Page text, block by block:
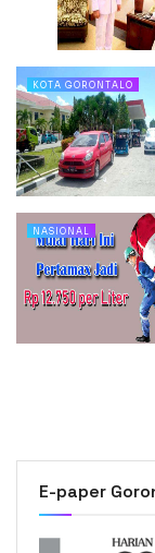
KOTA GORONTALO
NASIONAL
E-paper